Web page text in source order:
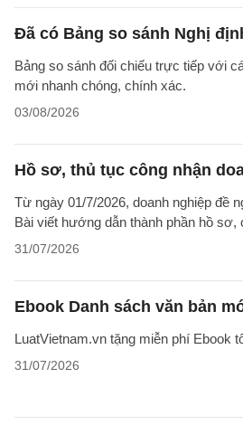
Đã có Bảng so sánh Nghị
Bảng so sánh đối chiếu trực tiếp với
mới nhanh chóng, chính xác.
03/08/2026
Hồ sơ, thủ tục công nhận
Từ ngày 01/7/2026, doanh nghiệp đề
Bài viết hướng dẫn thành phần hồ
31/07/2026
Ebook Danh sách văn bản
LuatVietnam.vn tặng miễn phí Ebook
31/07/2026